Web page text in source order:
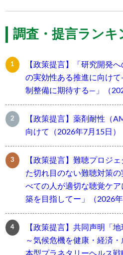
調査・提言ランキ
【政策提言】「研究開発
の実効性ある推進に向け
制整備に期待する―」（
【政策提言】薬剤耐性（
向けて（2026年7月15日）
【政策提言】難聴プロジ
た切れ目のない難聴対策
べての人が適切な聴覚ケ
築を目指してー」（2026年
【政策提言】共同声明「
～気候危機を健康・経済
本型プラネタリーヘルス戦